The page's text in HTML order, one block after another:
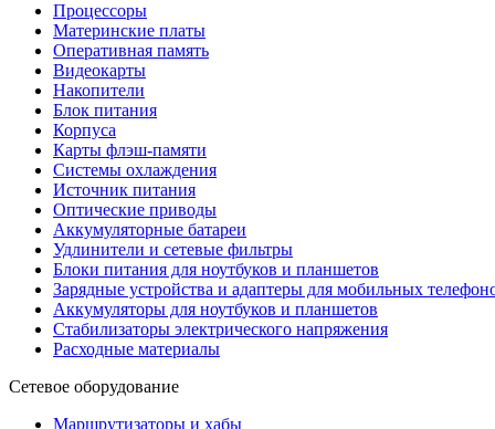
Процессоры
Материнские платы
Оперативная память
Видеокарты
Накопители
Блок питания
Корпуса
Карты флэш-памяти
Системы охлаждения
Источник питания
Оптические приводы
Аккумуляторные батареи
Удлинители и сетевые фильтры
Блоки питания для ноутбуков и планшетов
Зарядные устройства и адаптеры для мобильных
Аккумуляторы для ноутбуков и планшетов
Стабилизаторы электрического напряжения
Расходные материалы
Сетевое оборудование
Маршрутизаторы и хабы